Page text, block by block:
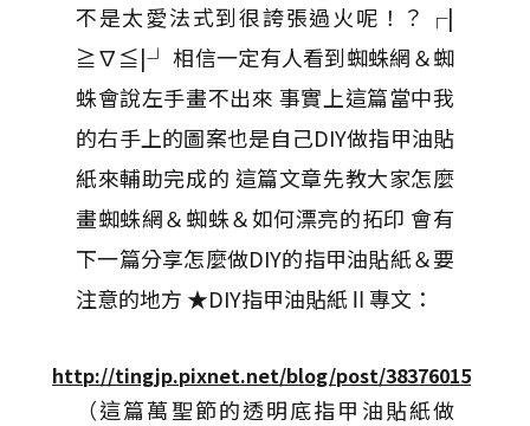
不是太愛法式到很誇張過火呢！？┌|
≧∇≦|┘ 相信一定有人看到蜘蛛網＆蜘
蛛會說左手畫不出來 事實上這篇當中我
的右手上的圖案也是自己DIY做指甲油貼
紙來輔助完成的 這篇文章先教大家怎麼
畫蜘蛛網＆蜘蛛＆如何漂亮的拓印 會有
下一篇分享怎麼做DIY的指甲油貼紙＆要
注意的地方 ★DIY指甲油貼紙Ⅱ專文：
http://tingjp.pixnet.net/blog/post/38376015
（這篇萬聖節的透明底指甲油貼紙做